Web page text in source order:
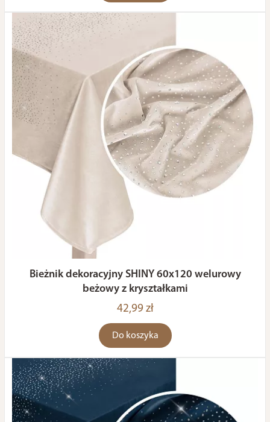
Bieżnik dekoracyjny SHINY 60x120 welurowy
beżowy z kryształkami
42,99 zł
Do koszyka